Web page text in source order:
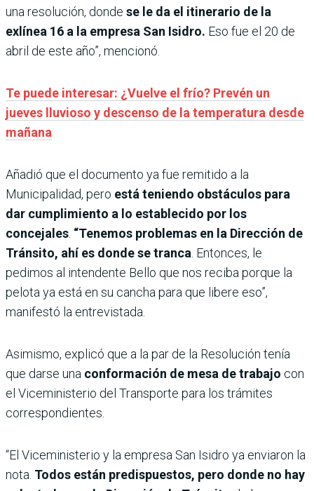
una resolución, donde se le da el itinerario de la
exlínea 16 a la empresa San Isidro. Eso fue el 20 de
abril de este año”, mencionó.
Te puede interesar: ¿Vuelve el frío? Prevén un
jueves lluvioso y descenso de la temperatura desde
mañana
Añadió que el documento ya fue remitido a la
Municipalidad, pero está teniendo obstáculos para
dar cumplimiento a lo establecido por los
concejales “Tenemos problemas en la Dirección de
Tránsito, ahí es donde se tranca . Entonces, le
pedimos al intendente Bello que nos reciba porque la
pelota ya está en su cancha para que libere eso”,
manifestó la entrevistada.
Asimismo, explicó que a la par de la Resolución tenía
que darse una conformación de mesa de trabajo con
el Viceministerio del Transporte para los trámites
correspondientes.
“El Viceministerio y la empresa San Isidro ya enviaron la
nota. Todos están predispuestos, pero donde no hay